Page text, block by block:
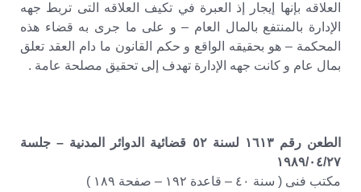
العلاقه بإنها إيجار إذ العبرة في تكيف العلاقه التى تربط جهه
الإدارة بالمنتفع بالمال العام – و على ما جرى به قضاء هذه
المحكمة – هو بحقيقه الواقع و حكم القانون ما دام العقد تعلق
بمال عام و كانت جهه الإدارة تهدف إلى تحقيق مصلحة عامة .
الطعن رقم ١٦١٣ لسنة ٥٢ قضائية الدوائر المدنية – جلسة
١٩٨٩/٠٤/٢٧
مكتب فنى ( سنة ٤٠ – قاعدة ١٩٢ – صفحة ١٨٩ )